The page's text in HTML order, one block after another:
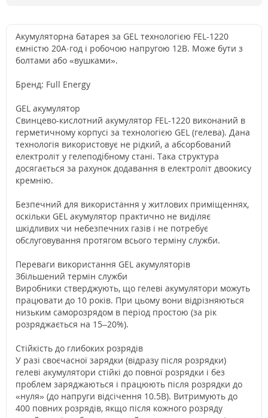
Акумуляторна батарея за GEL технологією FEL-1220
ємністю 20А·год і робочою напругою 12В. Може бути з
болтами або «вушками».
Бренд: Full Energy
GEL акумулятор
Свинцево-кислотний акумулятор FEL-1220 виконаний в
герметичному корпусі за технологією GEL (гелева). Дана
технологія використовує не рідкий, а абсорбований
електроліт у гелеподібному стані. Така структура
досягається за рахунок додавання в електроліт двоокису
кремнію.
Безпечний для використання у житлових приміщеннях,
оскільки GEL акумулятор практично не виділяє
шкідливих чи небезпечних газів і не потребує
обслуговування протягом всього терміну служби.
Переваги використання GEL акумуляторів
Збільшений термін служби
Виробники стверджують, що гелеві акумулятори можуть
працювати до 10 років. При цьому вони відрізняються
низьким саморозрядом в період простою (за рік
розряджається на 15–20%).
Стійкість до глибоких розрядів
У разі своєчасної зарядки (відразу після розрядки)
гелеві акумулятори стійкі до повної розрядки і без
проблем заряджаються і працюють після розрядки до
«нуля» (до напруги відсічення 10.5В). Витримують до
400 повних розрядів, якщо після кожного розряду